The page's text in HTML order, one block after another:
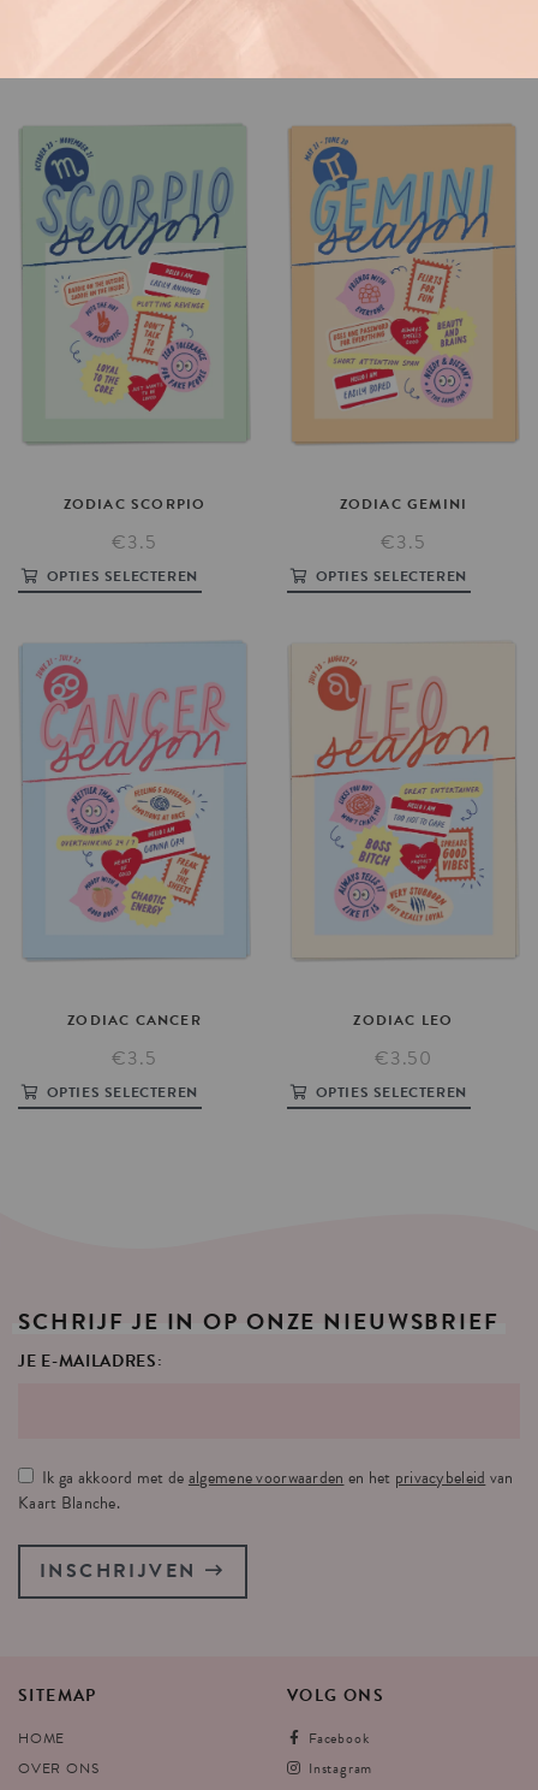
€3.5
OPTIES SELECTEREN OPTIES SELECTEREN
ZODIAC SCORPIO
€3.5
OPTIES SELECTEREN
ZODIAC GEMINI
€3.5
OPTIES SELECTEREN
ZODIAC CANCER
€3.5
OPTIES SELECTEREN
ZODIAC LEO
€3.50
OPTIES SELECTEREN
SCHRIJF JE IN OP ONZE NIEUWSBRIEF
JE E-MAILADRES:
Ik ga akkoord met dealgemene voorwaarden en het privacybeleid van
Kaart Blanche.
INSCHRIJVEN
SITEMAP
HOME
OVER ONS
VOLG ONS
Facebook
Instagram